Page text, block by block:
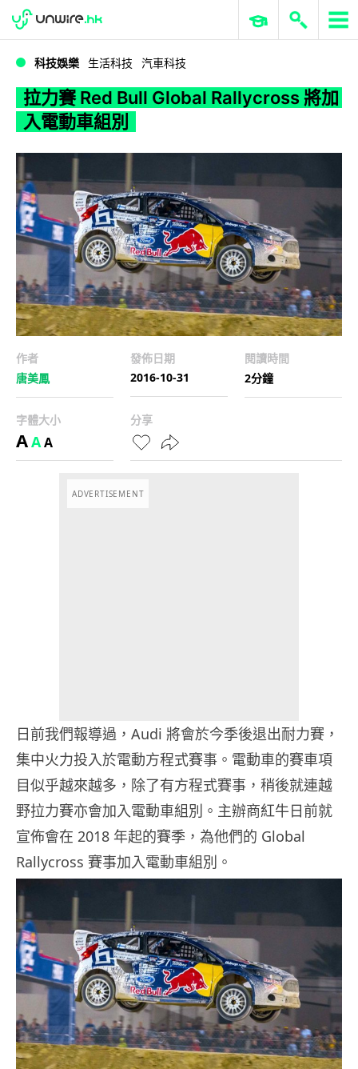
WWDC 2026 ERP 與商業 AI
科技娛樂 生活科技 汽車科技
拉力賽 Red Bull Global Rallycross 將加
入電動車組別
作者
唐美鳳
發佈日期
2016-10-31
閱讀時間
2分鐘
字體大小
AAA
分享
ADVERTISEMENT
日前我們報導過，Audi 將會於今季後退出耐力賽，
集中火力投入於電動方程式賽事。電動車的賽車項
目似乎越來越多，除了有方程式賽事，稍後就連越
野拉力賽亦會加入電動車組別。主辦商紅牛日前就
宣佈會在 2018 年起的賽季，為他們的 Global
Rallycross 賽事加入電動車組別。